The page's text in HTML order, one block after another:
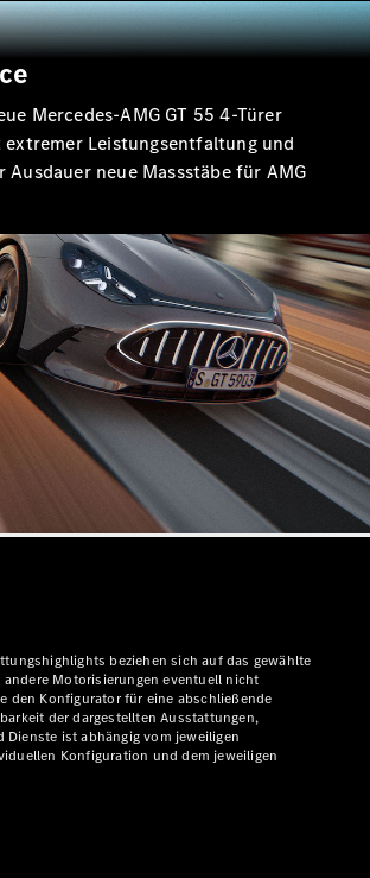
Vans
Store
Mercedes-AMG GT 55 4-Türer
extremer Leistungsentfaltung und
neue Massstäbe für AMG
beziehen sich auf das gewählte
Motorisierungen eventuell nicht
den Konfigurator für eine abschließende
der dargestellten Ausstattungen,
Dienste ist abhängig vom jeweiligen
Konfiguration und dem jeweiligen